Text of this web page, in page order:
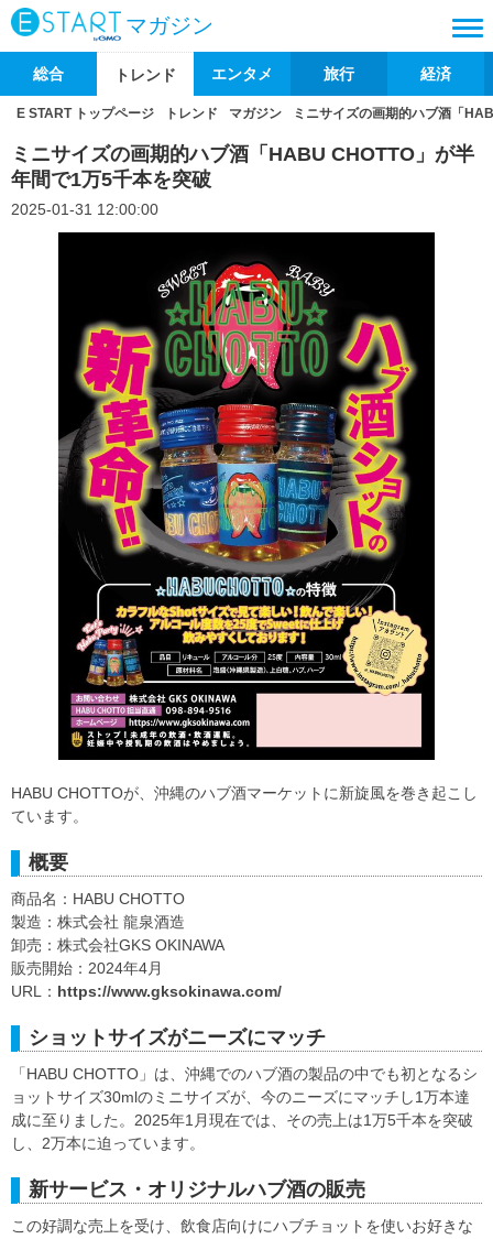
マガジン
総合 トレンド エンタメ 旅行 経済
E START トップページ トレンド マガジン ミニサイズの画期的ハブ酒「
ミニサイズの画期的ハブ酒「HABU CHOTTO」が半
年間で1万5千本を突破
2025-01-31 12:00:00
HABU CHOTTOが、沖縄のハブ酒マーケットに新旋風を巻き起こし
ています。
概要
商品名：HABU CHOTTO
製造：株式会社 龍泉酒造
卸売：株式会社GKS OKINAWA
販売開始：2024年4月
URL： https://www.gksokinawa.com/
ショットサイズがニーズにマッチ
「HABU CHOTTO」は、沖縄でのハブ酒の製品の中でも初となるシ
ョットサイズ30mlのミニサイズが、今のニーズにマッチし1万本達
成に至りました。2025年1月現在では、その売上は1万5千本を突破
し、2万本に迫っています。
新サービス・オリジナルハブ酒の販売
この好調な売上を受け、飲食店向けにハブチョットを使いお好きな